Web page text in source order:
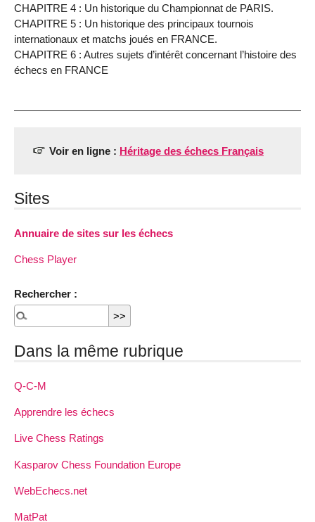
CHAPITRE 4 : Un historique du Championnat de PARIS.
CHAPITRE 5 : Un historique des principaux tournois
internationaux et matchs joués en FRANCE.
CHAPITRE 6 : Autres sujets d’intérêt concernant l’histoire des
échecs en FRANCE
Voir en ligne : Héritage des échecs Français
Sites
Annuaire de sites sur les échecs
Chess Player
Rechercher :
Dans la même rubrique
Q-C-M
Apprendre les échecs
Live Chess Ratings
Kasparov Chess Foundation Europe
WebEchecs.net
MatPat